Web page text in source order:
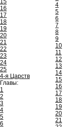
15
16
17
18
19
20
21
22
23
24
25
4-я Царств
Главы:
1
2
3
4
5
6
4
5
6
7
8
9
10
11
12
13
14
15
16
17
18
19
20
21